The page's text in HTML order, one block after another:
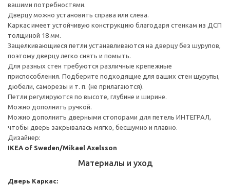
вашими потребностями.
Дверцу можно установить справа или слева.
Каркас имеет устойчивую конструкцию благодаря стенкам из ДСП
толщиной 18 мм.
Защелкивающиеся петли устанавливаются на дверцу без шурупов,
поэтому дверцу легко снять и помыть.
Для разных стен требуются различные крепежные
приспособления. Подберите подходящие для ваших стен шурупы,
дюбели, саморезы и т. п. (не прилагаются).
Петли регулируются по высоте, глубине и ширине.
Можно дополнить ручкой.
Можно дополнить дверными стопорами для петель ИНТЕГРАЛ,
чтобы дверь закрывалась мягко, бесшумно и плавно.
Дизайнер:
IKEA of Sweden/Mikael Axelsson
Материалы и уход
Дверь Каркас: